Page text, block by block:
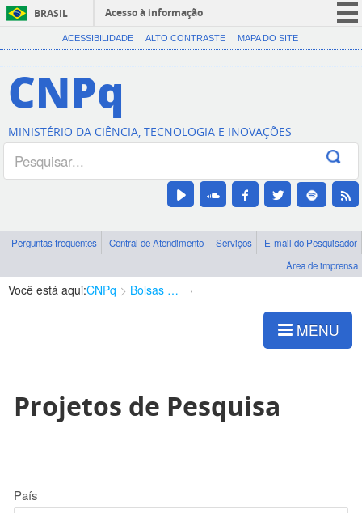
BRASIL
Acesso à informação
CORONAVÍRUS (COVID-19)
Canais
ACESSIBILIDADE ALTO CONTRASTE MAPA DO SITE
CNPq
MINISTÉRIO DA CIÊNCIA, TECNOLOGIA E INOVAÇÕES
Perguntas frequentes Central de Atendimento Serviços
E-mail do Pesquisador
Área de imprensa
Você está aqui:CNPq Bolsas e Auxílios Vigentes
MENU
Projetos de Pesquisa
País